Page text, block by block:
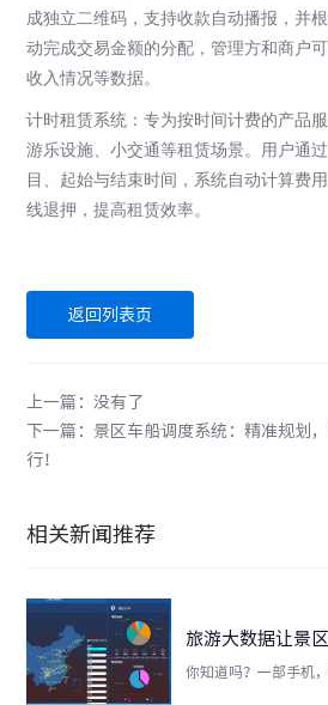
成独立二维码，支持收款自动播报，并
动完成交易金额的分配，管理方和商户
收入情况等数据。
计时租赁系统：专为按时间计费的产品
游乐设施、小交通等租赁场景。用户通
目、起始与结束时间，系统自动计算费
线退押，提高租赁效率。
返回列表页
上一篇：没有了
下一篇：景区车船调度系统：精准规划
行！
相关新闻推荐
旅游大数据让景
你知道吗？一部手机